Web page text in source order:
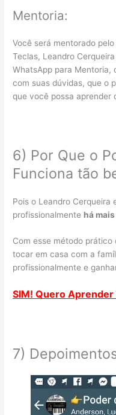
Mentoria:
Você será mentorado
Teclas, Leandro
WhatsApp para Mentoria,
com suas dúvidas, que o
que você possa aprender
6) Por Que o
Funciona tão
Pois o Leandro Cerqueira
profissionalmente há
Com esse método
tocar em casa com a
profissionalmente e
SIM! Quero Aprender
7)